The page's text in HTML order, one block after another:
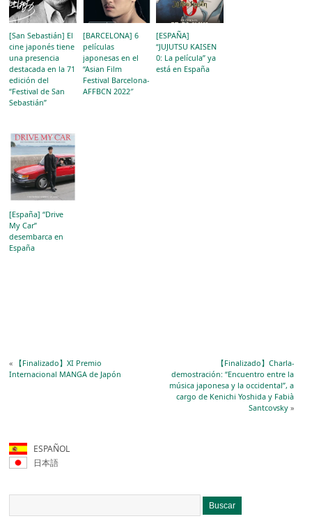
[San Sebastián] El
cine japonés tiene
una presencia
destacada en la 71
edición del
“Festival de San
Sebastián”
[BARCELONA] 6
películas
japonesas en el
“Asian Film
Festival Barcelona-
AFFBCN 2022″
[ESPAÑA]
“JUJUTSU KAISEN
0: La película” ya
está en España
[España] “Drive
My Car”
desembarca en
España
« 【Finalizado】XI Premio
Internacional MANGA de Japón
【Finalizado】Charla-
demostración: “Encuentro entre la
música japonesa y la occidental”, a
cargo de Kenichi Yoshida y Fabià
Santcovsky»
ESPAÑOL
日本語